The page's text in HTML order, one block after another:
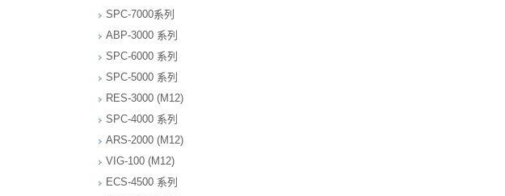
SPC-7000系列
ABP-3000 系列
SPC-6000 系列
SPC-5000 系列
RES-3000 (M12)
SPC-4000 系列
ARS-2000 (M12)
VIG-100 (M12)
ECS-4500 系列